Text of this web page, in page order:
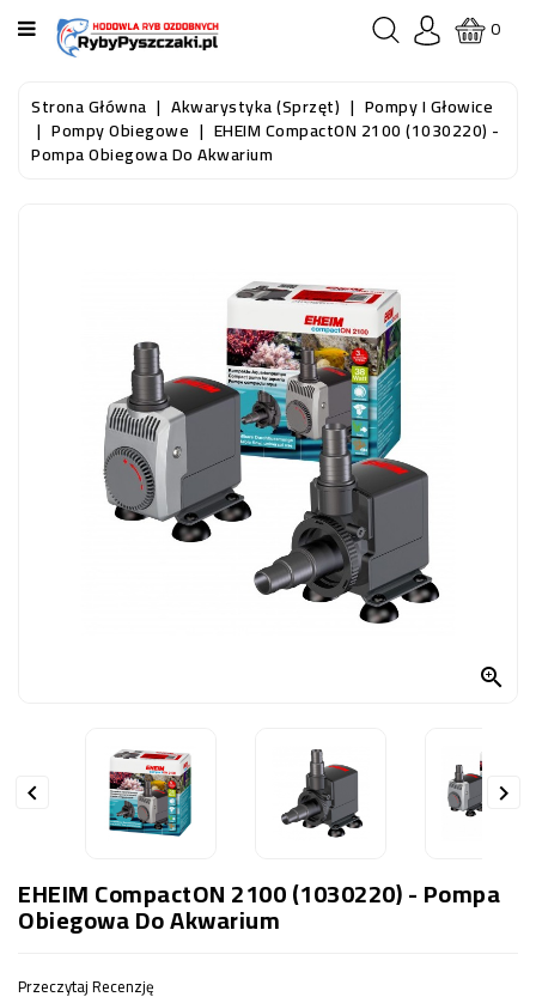
KATEGORIA
STRONA
GŁÓWNA
AKWARYSTYKA
0
Strona Główna Akwarystyka (sprzęt) Pompy I Głowice
Pompy Obiegowe EHEIM CompactON 2100 (1030220) -
Pompa Obiegowa Do Akwarium

 
EHEIM CompactON 2100 (1030220) - Pompa
Obiegowa Do Akwarium
Przeczytaj Recenzję